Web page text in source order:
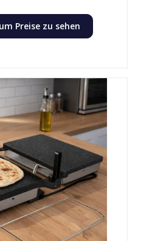
Preise zu sehen